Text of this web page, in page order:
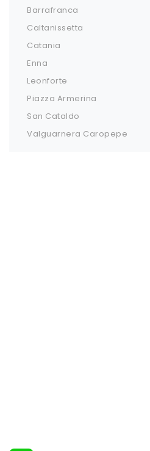
Barrafranca
Caltanissetta
Catania
Enna
Leonforte
Piazza Armerina
San Cataldo
Valguarnera Caropepe